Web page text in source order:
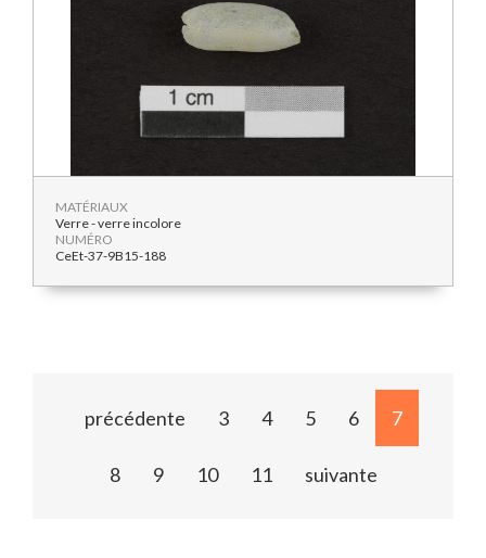
MATÉRIAUX
Verre - verre incolore
NUMÉRO
CeEt-37-9B15-188
précédente 3 4 5 6 7
8 9 10 11 suivante